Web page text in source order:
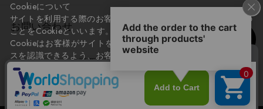
お問い合わせ
会社概要
利用規約
特定商取引法に基づく表記
Cookieについて
サイトを利用する際のお客様情報をPC上で記録管理する技術の
ことをCookieといいます。
Cookieはお客様がサイトを再訪問された際に、お客様のデバイ
スを認識できるよう、お客様のデバイス間からサーバーへ送り
返されます。
なお、Cookieに保存されている情報のみで、お客様個人を特定
することはできません。